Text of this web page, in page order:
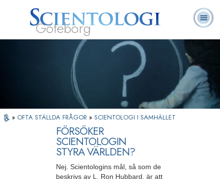
Göteborg
Vad är
Scientologi?
Frivilligpastorer
Ofta ställda
frågor
» OFTA STÄLLDA FRÅGOR » SCIENTOLOGI I SAMHÄLLET
FÖRSÖKER
SCIENTOLOGIN
STYRA VÄRLDEN?
Nej. Scientologins mål, så som de
beskrivs av L. Ron Hubbard, är att